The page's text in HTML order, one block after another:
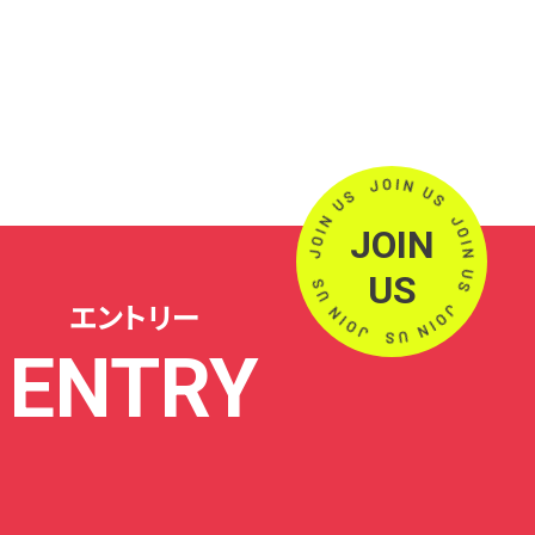
エントリー
ENTRY
JOIN
US